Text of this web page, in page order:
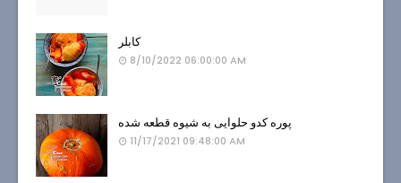
کابلر
8/10/2022 06:00:00 AM
پوره کدو حلوایی به شیوه قطعه شده
11/17/2021 09:48:00 AM